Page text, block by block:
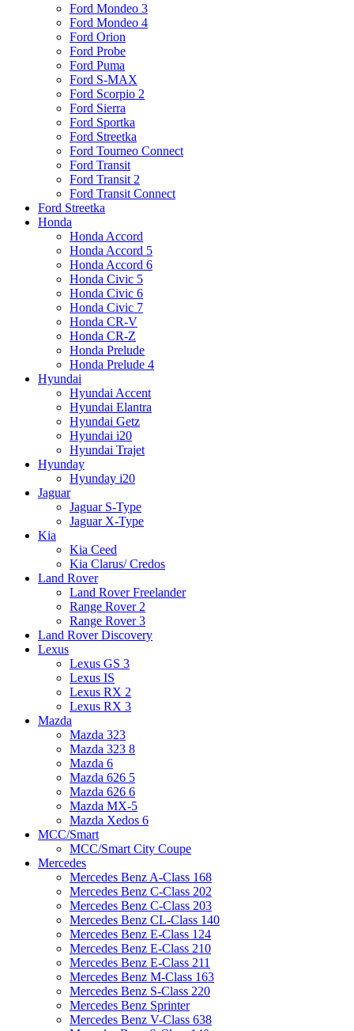
Ford Mondeo 3
Ford Mondeo 4
Ford Orion
Ford Probe
Ford Puma
Ford S-MAX
Ford Scorpio 2
Ford Sierra
Ford Sportka
Ford Streetka
Ford Tourneo Connect
Ford Transit
Ford Transit 2
Ford Transit Connect
Ford Streetka
Honda
Honda Accord
Honda Accord 5
Honda Accord 6
Honda Civic 5
Honda Civic 6
Honda Civic 7
Honda CR-V
Honda CR-Z
Honda Prelude
Honda Prelude 4
Hyundai
Hyundai Accent
Hyundai Elantra
Hyundai Getz
Hyundai i20
Hyundai Trajet
Hyunday
Hyunday i20
Jaguar
Jaguar S-Type
Jaguar X-Type
Kia
Kia Ceed
Kia Clarus/ Credos
Land Rover
Land Rover Freelander
Range Rover 2
Range Rover 3
Land Rover Discovery
Lexus
Lexus GS 3
Lexus IS
Lexus RX 2
Lexus RX 3
Mazda
Mazda 323
Mazda 323 8
Mazda 6
Mazda 626 5
Mazda 626 6
Mazda MX-5
Mazda Xedos 6
MCC/Smart
MCC/Smart City Coupe
Mercedes
Mercedes Benz A-Class 168
Mercedes Benz C-Class 202
Mercedes Benz C-Class 203
Mercedes Benz CL-Class 140
Mercedes Benz E-Class 124
Mercedes Benz E-Class 210
Mercedes Benz E-Class 211
Mercedes Benz M-Class 163
Mercedes Benz S-Class 220
Mercedes Benz Sprinter
Mercedes Benz V-Class 638